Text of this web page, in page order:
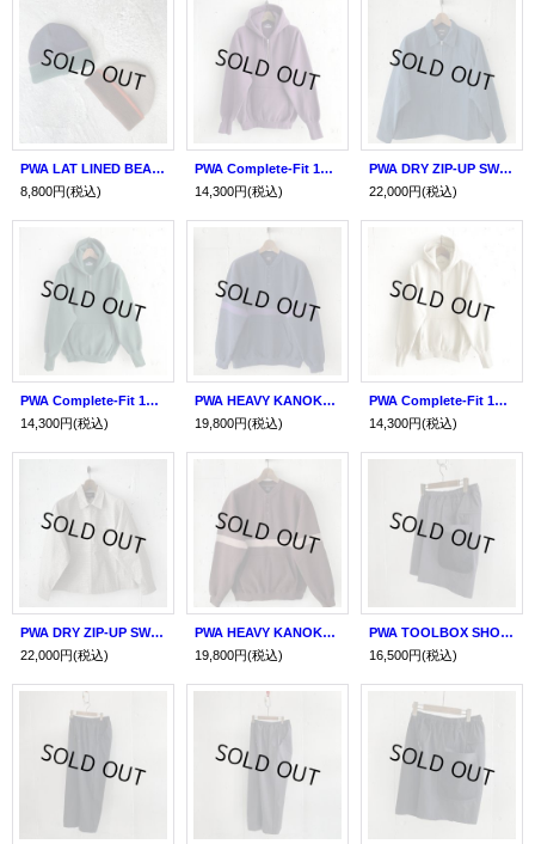
PWA LAT LINED BEANIE
8,800円(税込)
PWA Complete-Fit 12.5oz H/Z HOODIE PURPLE
14,300円(税込)
PWA DRY ZIP-UP SWING SHIRT NAVY CHECK
22,000円(税込)
PWA Complete-Fit 12.5oz H/Z HOODIE DEEP FOREST
14,300円(税込)
PWA HEAVY KANOKO HENRYNECK P/O NAVY
19,800円(税込)
PWA Complete-Fit 12.5oz H/Z HOODIE STONE
14,300円(税込)
PWA DRY ZIP-UP SWING SHIRT BEIGE CHECK
22,000円(税込)
PWA HEAVY KANOKO HENRYNECK P/O BROWN
19,800円(税込)
PWA TOOLBOX SHORTS / 24SS ASPHALT
16,500円(税込)